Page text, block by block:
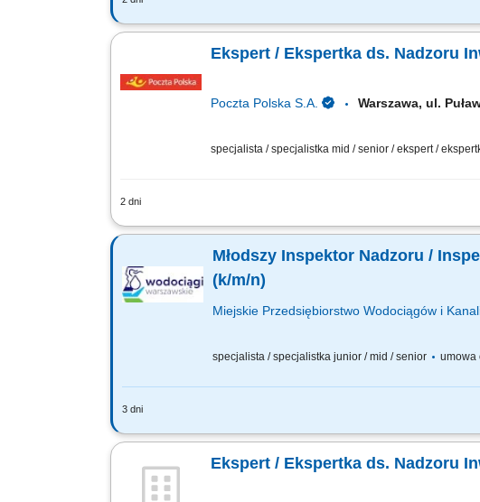
Jakie będą Twoje obowiązki? kontrola wykonywania
Ekspert / Ekspertka ds. Nadzoru
Poczta Polska S.A. Warszawa, ul.
specjalista / specjalistka mid / senior / ekspert /
2 dni
Miejsce pracy: Warszawa ul. Puławska 111b Rodzaj
Młodszy Inspektor Nadzoru /
(k/m/n)
Miejskie Przedsiębiorstwo Wodociągów i
specjalista / specjalistka junior / mid / senior umowa
3 dni
Jakie będą Twoje obowiązki? kontrola wykonywania
Ekspert / Ekspertka ds. Nadzoru